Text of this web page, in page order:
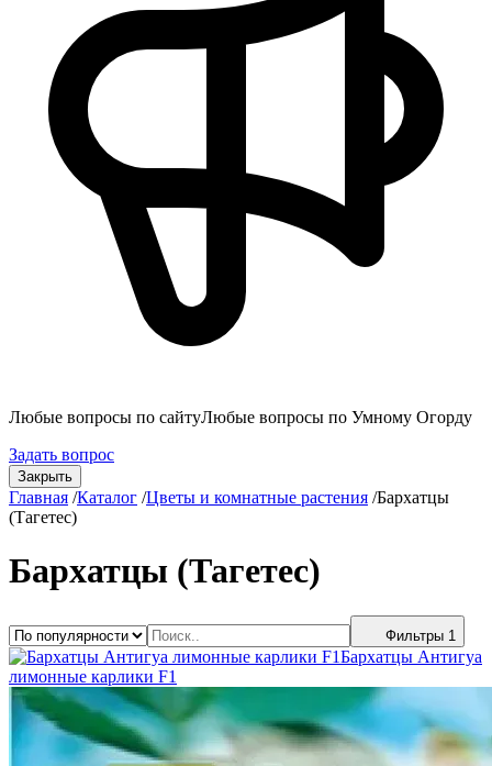
Любые вопросы по сайтуЛюбые вопросы по Умному Огорду
Задать вопрос
Закрыть
Главная /Каталог /Цветы и комнатные растения /Бархатцы
(Тагетес)
Бархатцы (Тагетес)
Фильтры 1
Бархатцы Антигуа
лимонные карлики F1